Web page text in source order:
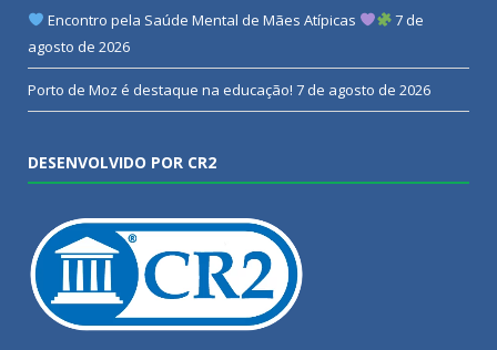
Encontro pela Saúde Mental de Mães Atípicas
7 de
agosto de 2026
Porto de Moz é destaque na educação! 7 de agosto de 2026
DESENVOLVIDO POR CR2